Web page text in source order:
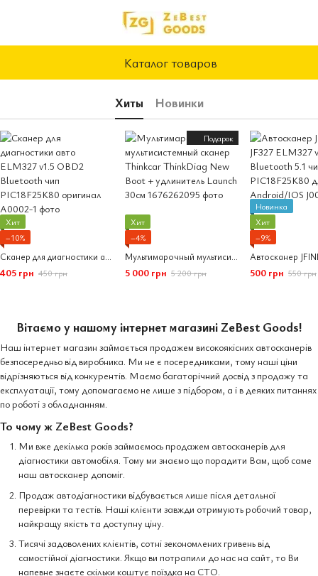
Каталог товаров
Хиты Новинки
Хит
−10%
Сканер для диагностики авто ELM327 v1.5 OBD2 Bluetooth чип PIC18F25K80 оригинал
405 грн 450 грн
Подарок
Хит
−4%
Мультимарочный мультисистемный сканер Thinkcar ThinkDiag New Boot + удлинитель Launch 30см
5 000 грн 5 200 грн
Новинка
Хит
−9%
500 грн 550 грн
Вітаємо у нашому інтернет магазині ZeBest Goods!
Наш інтернет магазин займається продажем високоякісних автосканерів
безпосередньо від виробника. Ми не є посередниками, тому наші ціни
відрізняються від конкурентів. Маємо багаторічний досвід з продажу та
експлуатації, тому допомагаємо не лише з підбором, а і в деяких питаннях
по роботі з обладнанням.
То чому ж ZeBest Goods?
Ми вже декілька років займаємось продажем автосканерів для
діагностики автомобіля. Тому ми знаємо що порадити Вам, щоб саме
наш автосканер допоміг.
Продаж автодіагностики відбувається лише після детальної
перевірки та тестів. Наші клієнти завжди отримують робочий товар,
найкращу якість та доступну ціну.
Тисячі задоволених клієнтів, сотні зекономлених гривень від
самостійної діагностики. Якщо ви потрапили до нас на сайт, то Ви
напевне знаєте скільки коштує поїздка на СТО.